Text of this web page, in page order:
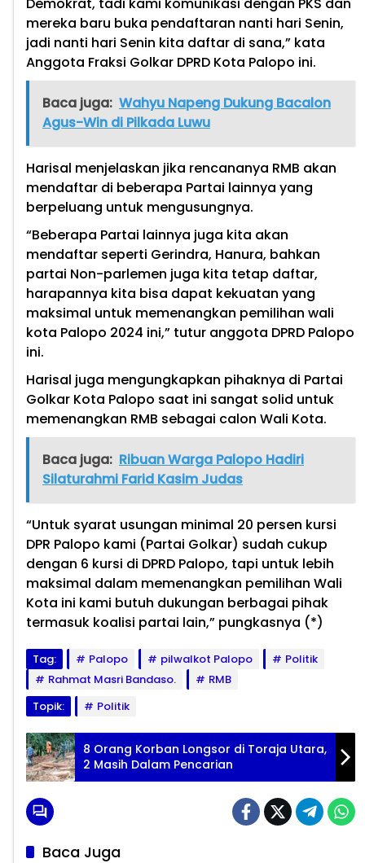
mereka baru buka pendaftaran nanti hari Senin,
jadi nanti hari Senin kita daftar di sana,” kata
Anggota Fraksi Golkar DPRD Kota Palopo ini.
Baca juga: Wahyu Napeng Dukung Bacalon
Agus-Win di Pilkada Luwu
Harisal menjelaskan jika rencananya RMB akan
mendaftar di beberapa Partai lainnya yang
berpeluang untuk mengusungnya.
“Beberapa Partai lainnya juga kita akan
mendaftar seperti Gerindra, Hanura, bahkan
partai Non-parlemen juga kita tetap daftar,
harapannya kita bisa dapat kekuatan yang
maksimal untuk memenangkan pemilihan wali
kota Palopo 2024 ini,” tutur anggota DPRD Palopo
ini.
Harisal juga mengungkapkan pihaknya di Partai
Golkar Kota Palopo saat ini sangat solid untuk
memenangkan RMB sebagai calon Wali Kota.
Baca juga: Ribuan Warga Palopo Hadiri
Silaturahmi Farid Kasim Judas
“Untuk syarat usungan minimal 20 persen kursi
DPR Palopo kami (Partai Golkar) sudah cukup
dengan 6 kursi di DPRD Palopo, tapi untuk lebih
maksimal dalam memenangkan pemilihan Wali
Kota ini kami butuh dukungan berbagai pihak
termasuk koalisi partai lain,” pungkasnya (*)
Tag: Palopo pilwalkot Palopo
Politik
Rahmat Masri Bandaso.
RMB
Topik:
Politik
8 Orang Korban Longsor di Toraja Utara,
2 Masih Dalam Pencarian
Baca Juga